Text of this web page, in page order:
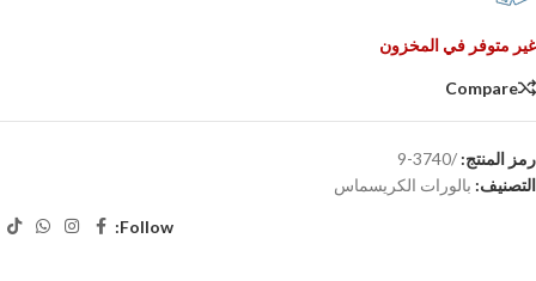
غير متوفر في المخزون
Compare
رمز المنتج: /3740-9
التصنيف: بالورات الكريسماس
Follow: